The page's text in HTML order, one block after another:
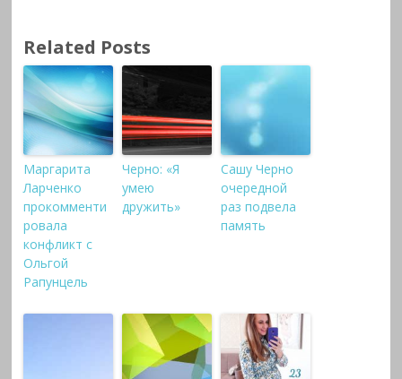
Related Posts
Маргарита
Ларченко
прокомменти
ровала
конфликт с
Ольгой
Рапунцель
Черно: «Я
умею
дружить»
Сашу Черно
очередной
раз подвела
память